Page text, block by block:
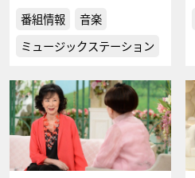
番組情報
音楽
ミュージックステーション